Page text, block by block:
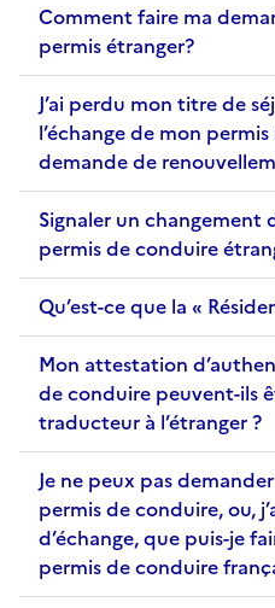
Comment faire ma
permis étranger?
J’ai perdu mon titre de
l’échange de mon
demande de
Signaler un changement
permis de conduire
Qu’est-ce que la «
Mon attestation
de conduire peuvent-ils
traducteur à l’étranger ?
Je ne peux pas
permis de conduire, ou,
d’échange, que puis-je
permis de conduire